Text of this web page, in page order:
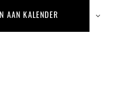
AAN KALENDER